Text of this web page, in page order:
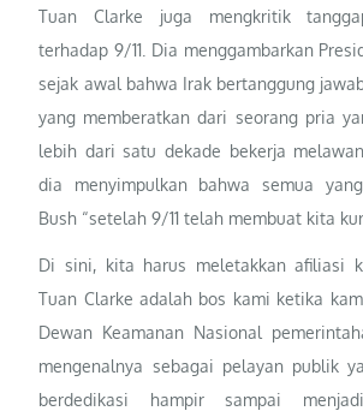
Tuan Clarke juga mengkritik
terhadap 9/11. Dia menggambarkan
sejak awal bahwa Irak bertanggung
yang memberatkan dari seorang pria
lebih dari satu dekade bekerja
dia menyimpulkan bahwa semua
Bush “setelah 9/11 telah membuat kita
Di sini, kita harus meletakkan afiliasi
Tuan Clarke adalah bos kami ketika
Dewan Keamanan Nasional
mengenalnya sebagai pelayan publik
berdedikasi hampir sampai